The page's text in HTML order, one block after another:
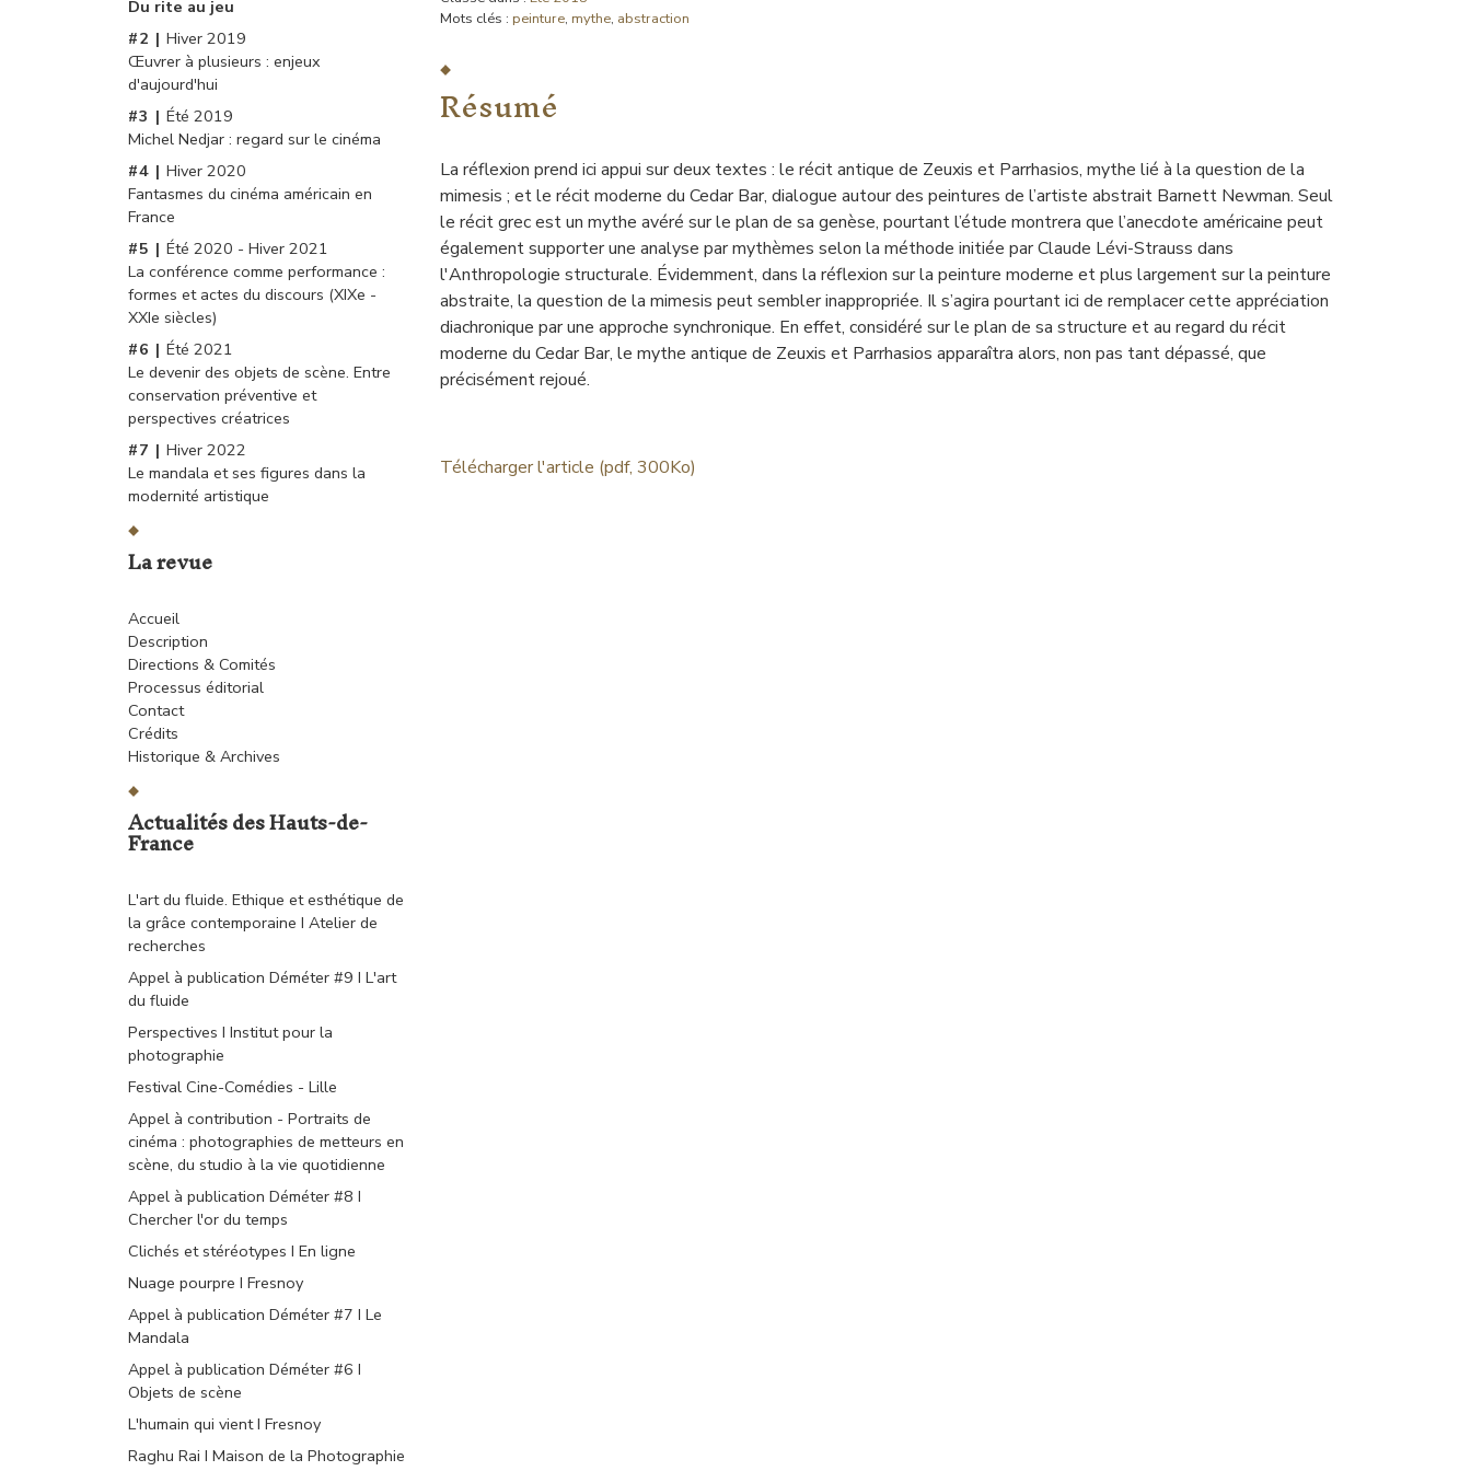
Du rite au jeu
Hiver 2019
Œuvrer à plusieurs : enjeux
d'aujourd'hui
Été 2019
Michel Nedjar : regard sur le cinéma
Hiver 2020
Fantasmes du cinéma américain en
France
Été 2020 - Hiver 2021
La conférence comme performance :
formes et actes du discours (XIXe -
XXIe siècles)
Été 2021
Le devenir des objets de scène. Entre
conservation préventive et
perspectives créatrices
Hiver 2022
Le mandala et ses figures dans la
modernité artistique
La revue
Accueil
Description
Directions & Comités
Processus éditorial
Contact
Crédits
Historique & Archives
Actualités des Hauts-de-
France
L'art du fluide. Ethique et esthétique de
la grâce contemporaine I Atelier de
recherches
Appel à publication Déméter #9 I L'art
du fluide
Perspectives I Institut pour la
photographie
Festival Cine-Comédies - Lille
Appel à contribution - Portraits de
cinéma : photographies de metteurs en
scène, du studio à la vie quotidienne
Appel à publication Déméter #8 I
Chercher l'or du temps
Clichés et stéréotypes I En ligne
Nuage pourpre I Fresnoy
Appel à publication Déméter #7 I Le
Mandala
Appel à publication Déméter #6 I
Objets de scène
L'humain qui vient I Fresnoy
Raghu Rai I Maison de la Photographie
Mots clés : peinture, mythe, abstraction
Résumé
La réflexion prend ici appui sur deux textes : le récit antique de Zeuxis et Parrhasios, mythe lié à la question de la
mimesis ; et le récit moderne du Cedar Bar, dialogue autour des peintures de l’artiste abstrait Barnett Newman. Seul
le récit grec est un mythe avéré sur le plan de sa genèse, pourtant l’étude montrera que l’anecdote américaine peut
également supporter une analyse par mythèmes selon la méthode initiée par Claude Lévi-Strauss dans
l'Anthropologie structurale. Évidemment, dans la réflexion sur la peinture moderne et plus largement sur la peinture
abstraite, la question de la mimesis peut sembler inappropriée. Il s’agira pourtant ici de remplacer cette appréciation
diachronique par une approche synchronique. En effet, considéré sur le plan de sa structure et au regard du récit
moderne du Cedar Bar, le mythe antique de Zeuxis et Parrhasios apparaîtra alors, non pas tant dépassé, que
précisément rejoué.
Télécharger l'article (pdf, 300Ko)